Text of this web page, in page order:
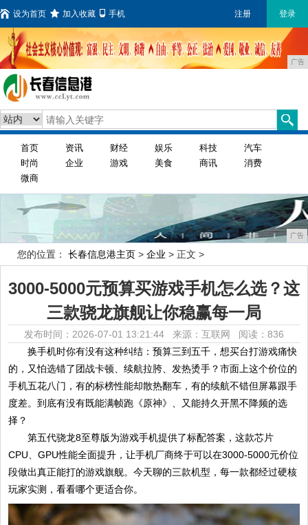
设为首页 加入收藏 手机 注册 登录
广告
首页 资讯 财经 娱乐 科技
汽车
时尚
企业 游戏 美食 商讯
消费
微商
广告
您的位置： 长春信息港主页 > 企业 > 正文 >
3000-5000元预算买游戏手机怎么选？这
三款骁龙旗舰让你稳赢每一局
发布时间：2026-07-01 13:21:44 来源：互联网 阅读：836
换手机时你有没有这种纠结：预算三到五千，想买台打游戏痛快
的，又怕选错了团战卡顿、续航拉胯、发热烫手？市面上这个价位的
手机五花八门，有的标榜性能却散热翻车，有的续航不错但屏幕跟手
度差。到底有没有既能满帧跑《原神》、又能持久开黑不降频的选
择？
第五代骁龙8至尊版为游戏手机提供了标配答案，这款芯片
CPU、GPU性能全面提升，让手机厂商终于可以在3000-5000元价位
段做出真正能打的游戏旗舰。今天聊的三款机型，每一款都经过硬核
玩家实测，看看哪个更适合你。